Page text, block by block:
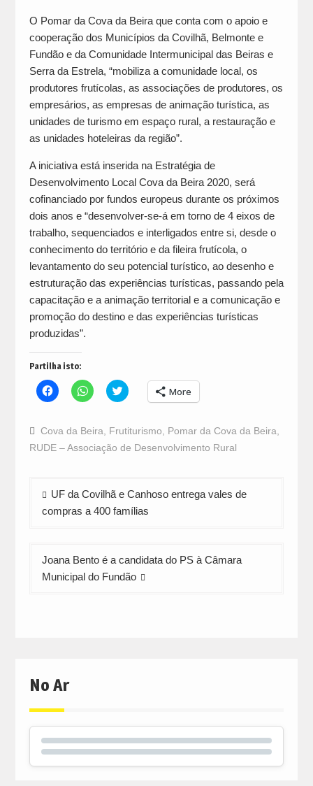
O Pomar da Cova da Beira que conta com o apoio e
cooperação dos Municípios da Covilhã, Belmonte e
Fundão e da Comunidade Intermunicipal das Beiras e
Serra da Estrela, “mobiliza a comunidade local, os
produtores frutícolas, as associações de produtores, os
empresários, as empresas de animação turística, as
unidades de turismo em espaço rural, a restauração e
as unidades hoteleiras da região”.
A iniciativa está inserida na Estratégia de
Desenvolvimento Local Cova da Beira 2020, será
cofinanciado por fundos europeus durante os próximos
dois anos e “desenvolver-se-á em torno de 4 eixos de
trabalho, sequenciados e interligados entre si, desde o
conhecimento do território e da fileira frutícola, o
levantamento do seu potencial turístico, ao desenho e
estruturação das experiências turísticas, passando pela
capacitação e a animação territorial e a comunicação e
promoção do destino e das experiências turísticas
produzidas”.
Partilha isto:
Click
to
Facebook
(Opens
in
new
Click
to
WhatsApp
(Opens
in
new
Click
to
Twitter
(Opens
in
new
More
Cova da Beira Frutiturismo Pomar da Cova da Beira
RUDE – Associação de Desenvolvimento Rural
Navegação
de
UF da Covilhã e Canhoso entrega vales de
compras a 400 famílias
Joana Bento é a candidata do PS à Câmara
Municipal do Fundão
No Ar